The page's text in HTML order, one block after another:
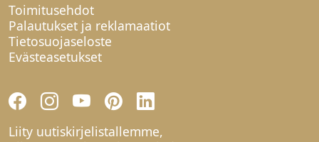
Toimitusehdot
Palautukset ja reklamaatiot
Tietosuojaseloste
Evästeasetukset
Liity uutiskirjelistallemme,